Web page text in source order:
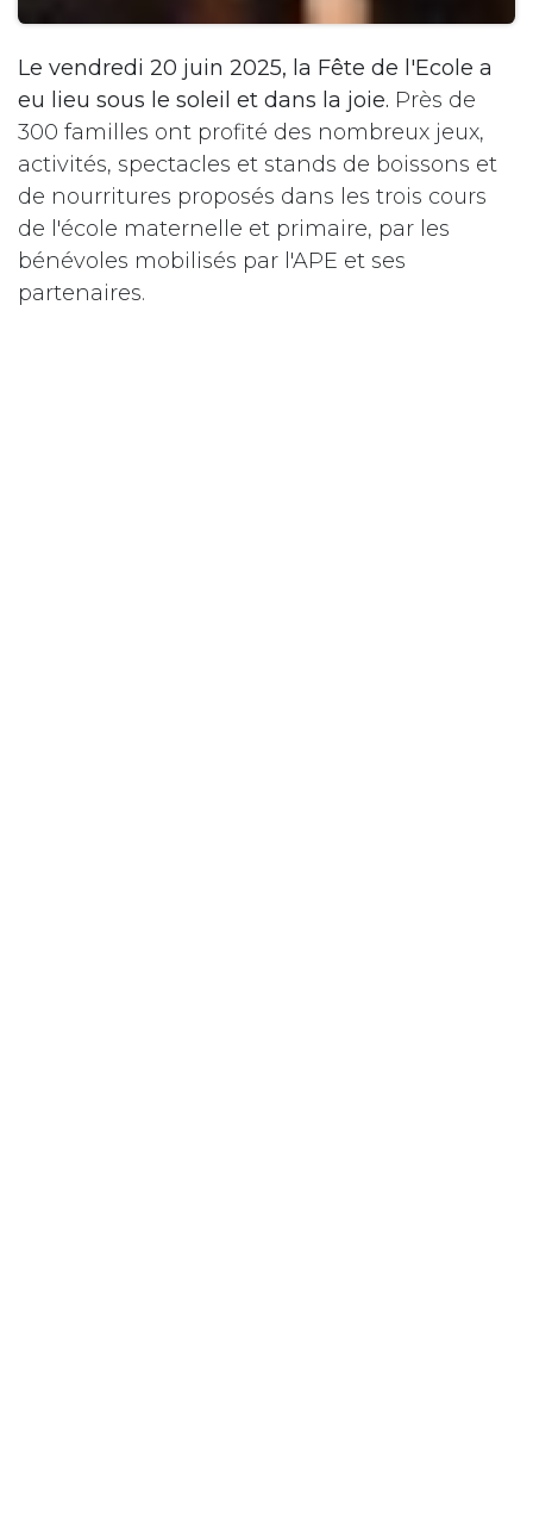
Le vendredi 20 juin 2025, la Fête de l'Ecole a
eu lieu sous le soleil et dans la joie. Près de
300 familles ont profité des nombreux jeux,
activités, spectacles et stands de boissons et
de nourritures proposés dans les trois cours
de l'école maternelle et primaire, par les
bénévoles mobilisés par l'APE et ses
partenaires.